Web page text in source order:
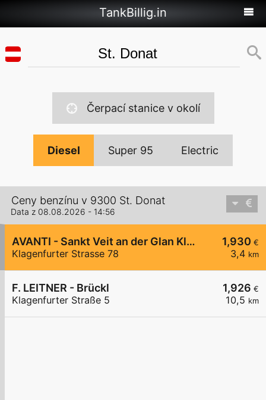
TankBillig.in
Čerpací stanice v okolí
Diesel Super 95 Electric
Ceny benzínu v 9300 St. Donat
Data z 08.08.2026 - 14:56
1,930 €
3,4 km
AVANTI - Sankt Veit an der Glan Klagenfurter Straße 78
Klagenfurter Strasse 78
1,926 €
10,5 km
F. LEITNER - Brückl
Klagenfurter Straße 5